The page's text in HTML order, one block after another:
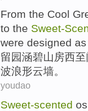
From the Cool
to the Sweet-
were designed as
留园涵碧山 房西至
波浪形云墙。
youdao
Sweet-scented